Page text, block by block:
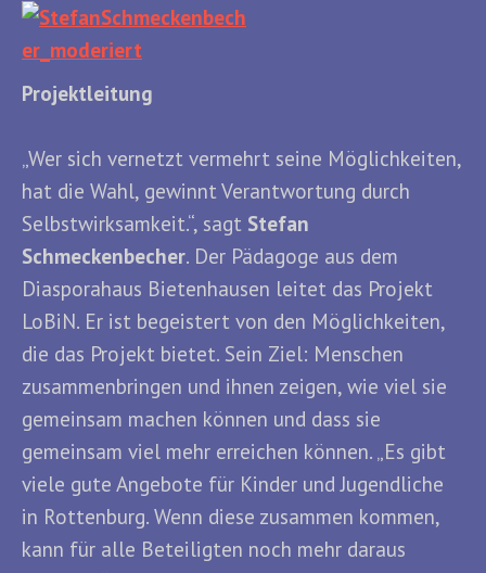
Projektleitung
„Wer sich vernetzt vermehrt seine Möglichkeiten,
hat die Wahl, gewinnt Verantwortung durch
Selbstwirksamkeit.“, sagt Stefan
Schmeckenbecher. Der Pädagoge aus dem
Diasporahaus Bietenhausen leitet das Projekt
LoBiN. Er ist begeistert von den Möglichkeiten,
die das Projekt bietet. Sein Ziel: Menschen
zusammenbringen und ihnen zeigen, wie viel sie
gemeinsam machen können und dass sie
gemeinsam viel mehr erreichen können. „Es gibt
viele gute Angebote für Kinder und Jugendliche
in Rottenburg. Wenn diese zusammen kommen,
kann für alle Beteiligten noch mehr daraus